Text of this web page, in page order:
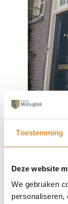
Toestemming
Deze website
We gebruiken
personaliseren,
Veel
enkelglas,